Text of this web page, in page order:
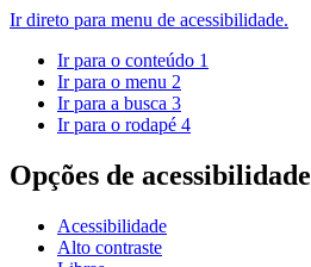
Ir direto para menu de acessibilidade.
Ir para o conteúdo 1
Ir para o menu 2
Ir para a busca 3
Ir para o rodapé 4
Opções de acessibilidade
Acessibilidade
Alto contraste